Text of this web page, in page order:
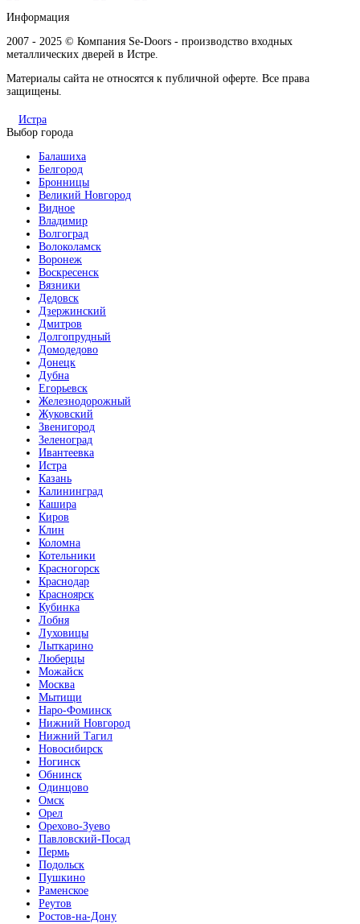
Информация
2007 - 2025 © Компания Se-Doors - производство входных
металлических дверей в Истре.
Материалы сайта не относятся к публичной оферте. Все права
защищены.
Истра
Выбор города
Балашиха
Белгород
Бронницы
Великий Новгород
Видное
Владимир
Волгоград
Волоколамск
Воронеж
Воскресенск
Вязники
Дедовск
Дзержинский
Дмитров
Долгопрудный
Домодедово
Донецк
Дубна
Егорьевск
Железнодорожный
Жуковский
Звенигород
Зеленоград
Ивантеевка
Истра
Казань
Калининград
Кашира
Киров
Клин
Коломна
Котельники
Красногорск
Краснодар
Красноярск
Кубинка
Лобня
Луховицы
Лыткарино
Люберцы
Можайск
Москва
Мытищи
Наро-Фоминск
Нижний Новгород
Нижний Тагил
Новосибирск
Ногинск
Обнинск
Одинцово
Омск
Орел
Орехово-Зуево
Павловский-Посад
Пермь
Подольск
Пушкино
Раменское
Реутов
Ростов-на-Дону